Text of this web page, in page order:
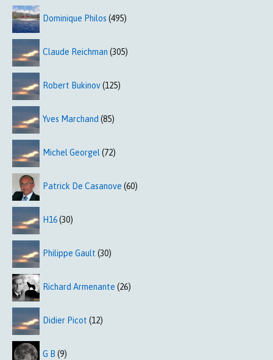
Dominique Philos (495)
Claude Reichman (305)
Robert Bukinov(125)
Yves Marchand (85)
Michel Georgel (72)
Patrick De Casanove (60)
H16(30)
Philippe Gault (30)
Richard Armenante (26)
Didier Picot (12)
G B (9)